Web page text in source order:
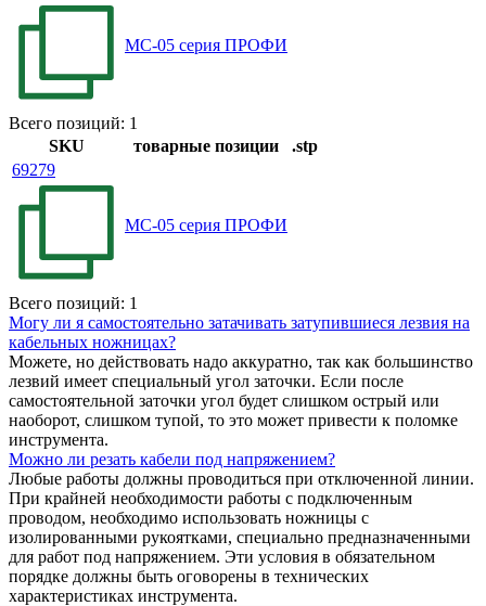
MC-05 серия ПРОФИ
Всего позиций: 1
SKU
товарные позиции
.stp
69279
MC-05 серия ПРОФИ
Всего позиций: 1
Могу ли я самостоятельно затачивать затупившиеся лезвия на
кабельных ножницах?
Можете, но действовать надо аккуратно, так как большинство
лезвий имеет специальный угол заточки. Если после
самостоятельной заточки угол будет слишком острый или
наоборот, слишком тупой, то это может привести к поломке
инструмента.
Можно ли резать кабели под напряжением?
Любые работы должны проводиться при отключенной линии.
При крайней необходимости работы с подключенным
проводом, необходимо использовать ножницы с
изолированными рукоятками, специально предназначенными
для работ под напряжением. Эти условия в обязательном
порядке должны быть оговорены в технических
характеристиках инструмента.